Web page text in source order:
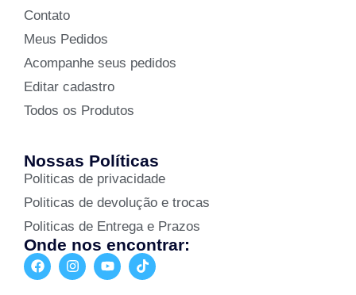
Contato
Meus Pedidos
Acompanhe seus pedidos
Editar cadastro
Todos os Produtos
Nossas Políticas
Politicas de privacidade
Politicas de devolução e trocas
Politicas de Entrega e Prazos
Onde nos encontrar: